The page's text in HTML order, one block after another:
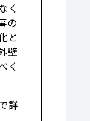
く
の
と
壁
く
詳